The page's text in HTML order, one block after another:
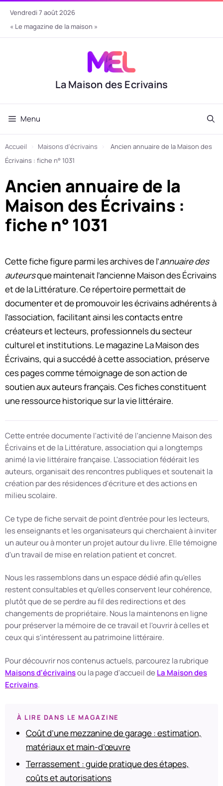
vendredi 7 août 2026
« Le magazine de la maison »
La Maison des Ecrivains
Menu
Accueil Maisons d'écrivains
Ancien annuaire de la Maison des
Écrivains : fiche n° 1031
Ancien annuaire de la
Maison des Écrivains :
fiche n° 1031
Cette fiche figure parmi les archives de l’annuaire des
auteursque maintenait l’ancienne Maison des Écrivains
et de la Littérature. Ce répertoire permettait de
documenter et de promouvoir les écrivains adhérents à
l’association, facilitant ainsi les contacts entre
créateurs et lecteurs, professionnels du secteur
culturel et institutions. Le magazine La Maison des
Écrivains, qui a succédé à cette association, préserve
ces pages comme témoignage de son action de
soutien aux auteurs français. Ces fiches constituent
une ressource historique sur la vie littéraire.
Cette entrée documente l'activité de l'ancienne Maison des
Écrivains et de la Littérature, association qui a longtemps
animé la vie littéraire française. L'association fédérait les
auteurs, organisait des rencontres publiques et soutenait la
création par des résidences d'écriture et des actions en
milieu scolaire.
Ce type de fiche servait de point d'entrée pour les lecteurs,
les enseignants et les organisateurs qui cherchaient à inviter
un auteur ou à monter un projet autour du livre. Elle témoigne
d'un travail de mise en relation patient et concret.
Nous les rassemblons dans un espace dédié afin qu'elles
restent consultables et qu'elles conservent leur cohérence,
plutôt que de se perdre au fil des redirections et des
changements de propriétaire. Nous la maintenons en ligne
pour préserver la mémoire de ce travail et l'ouvrir à celles et
ceux qui s'intéressent au patrimoine littéraire.
Pour découvrir nos contenus actuels, parcourez la rubrique
Maisons d'écrivainsou la page d'accueil de La Maison des
Ecrivains.
À LIRE DANS LE MAGAZINE
Coût d’une mezzanine de garage : estimation,
matériaux et main-d’œuvre
Terrassement : guide pratique des étapes,
coûts et autorisations